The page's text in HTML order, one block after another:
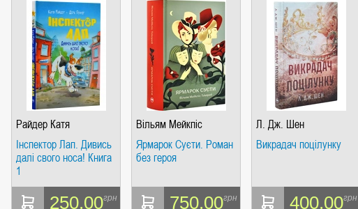
Райдер Катя
Інспектор Лап. Дивись
далі свого носа! Книга
1
250.00грн
Вільям Мейкпіс
Текерей
Ярмарок Суєти. Роман
без героя
750.00грн
Л. Дж. Шен
Викрадач поцілунку
400.00грн